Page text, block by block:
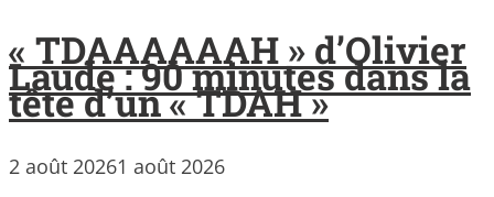
« TDAAAAAAH » d’Olivier
Laude : 90 minutes dans la
tête d’un « TDAH »
2 août 20261 août 2026